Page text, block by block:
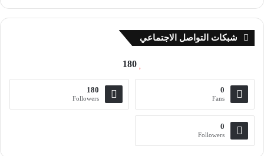
الشراء فوق 1600 دولار هو أنه ظهر كأصل يحمل فائدة.
وتستمد قيمته الأولية من فائدته وديناميكيات العرض والطلب لأنه
كما أن تمكين عملية مكافأة الحصص Staking منذ إطلاق ETH 2.0
أدى لارتفاع سعر الاثيريوم.
المتداولين أظهروا ثقتهم في مستقبل عملة الاثيريوم Ethereum.
شبكات التواصل الاجتماعي
180
0
Fans
180
Followers
0
Followers